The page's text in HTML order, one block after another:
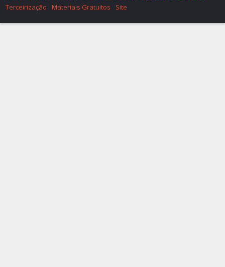
Terceirização
Materiais Gratuitos Site